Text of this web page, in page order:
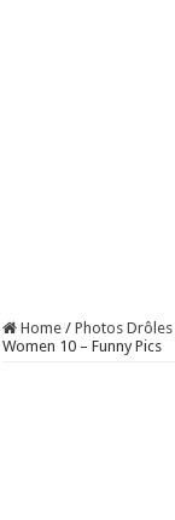
Home / Photos Drôles
Women 10 – Funny Pics